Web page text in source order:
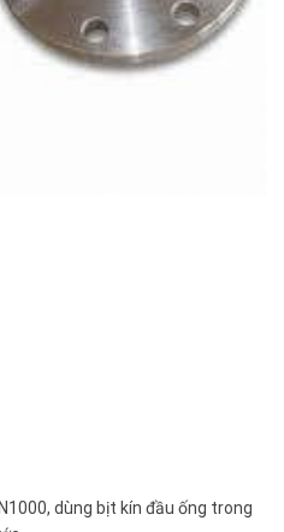
dùng bịt kín đầu ống trong